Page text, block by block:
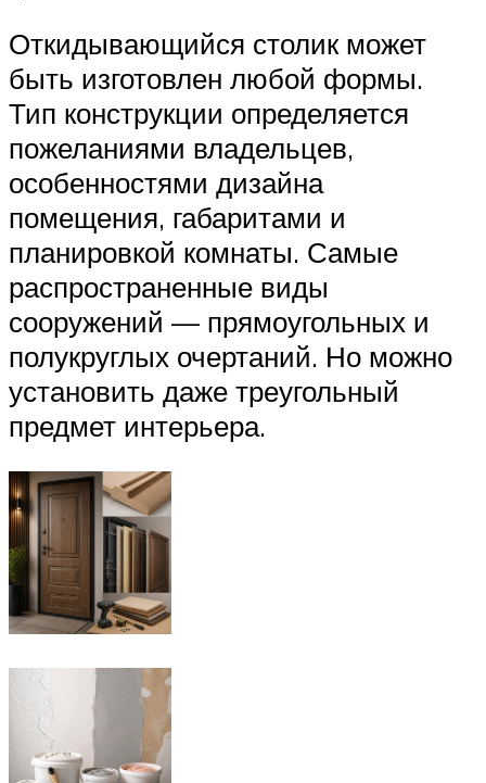
Откидывающийся столик может
быть изготовлен любой формы.
Тип конструкции определяется
пожеланиями владельцев,
особенностями дизайна
помещения, габаритами и
планировкой комнаты. Самые
распространенные виды
сооружений — прямоугольных и
полукруглых очертаний. Но можно
установить даже треугольный
предмет интерьера.